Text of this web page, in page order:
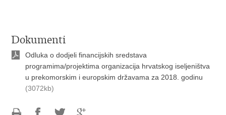
Dokumenti
Odluka o dodjeli financijskih sredstava
programima/projektima organizacija hrvatskog iseljeništva
u prekomorskim i europskim državama za 2018. godinu
(3072kb)